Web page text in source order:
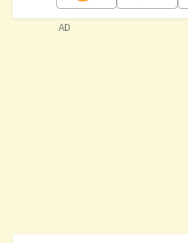
AD